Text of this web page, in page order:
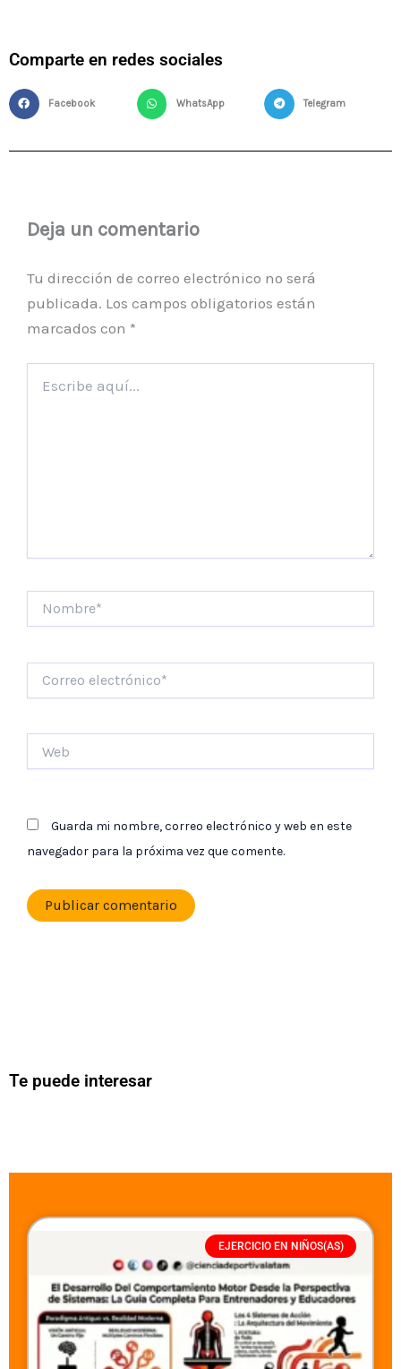
Comparte en redes sociales
Facebook WhatsApp Telegram
Deja un comentario
Tu dirección de correo electrónico no será
publicada. Los campos obligatorios están
marcados con *
aquí...
electrónico*
Guarda mi nombre, correo electrónico y web en este
navegador para la próxima vez que comente.
Te puede interesar
EJERCICIO EN NIÑOS(AS)